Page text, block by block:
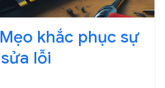
khắc phục sự
lỗi